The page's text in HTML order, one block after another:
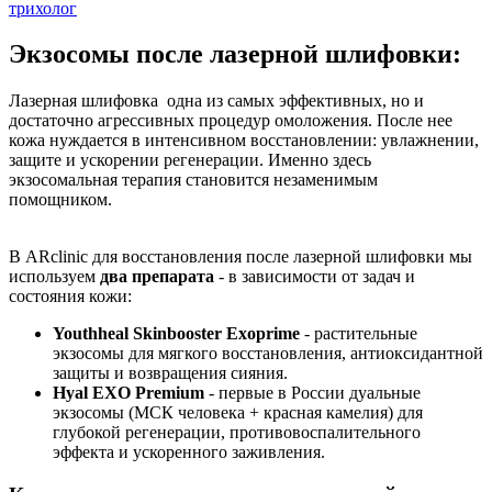
трихолог
Экзосомы после лазерной шлифовки:
Лазерная шлифовка одна из самых эффективных, но и
достаточно агрессивных процедур омоложения. После нее
кожа нуждается в интенсивном восстановлении: увлажнении,
защите и ускорении регенерации. Именно здесь
экзосомальная терапия становится незаменимым
помощником.
В ARclinic для восстановления после лазерной шлифовки мы
используем два препарата - в зависимости от задач и
состояния кожи:
Youthheal Skinbooster Exoprime - растительные
экзосомы для мягкого восстановления, антиоксидантной
защиты и возвращения сияния.
Hyal EXO Premium - первые в России дуальные
экзосомы (МСК человека + красная камелия) для
глубокой регенерации, противовоспалительного
эффекта и ускоренного заживления.